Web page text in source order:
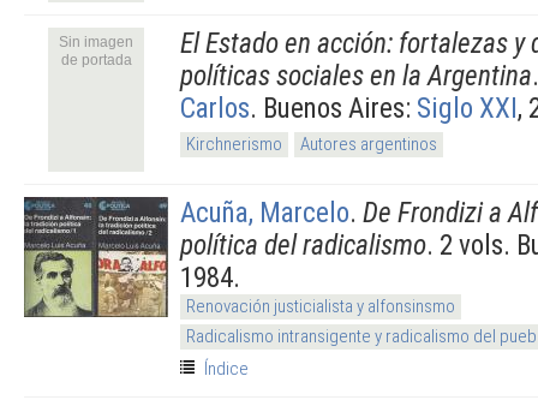
Sin imagen
de portada
El Estado en acción: fortalezas y
políticas sociales en la Argentina
Carlos. Buenos Aires: Siglo XXI,
Kirchnerismo Autores argentinos
Acuña, Marcelo. De Frondizi a
política del radicalismo. 2 vols.
1984.
Renovación justicialista y alfonsinsmo
Radicalismo intransigente y radicalismo del
Índice